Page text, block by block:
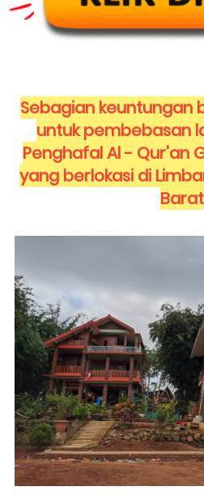
Sebagian keuntungan
untuk pembebasan
Penghafal Al - Qur'an
yang berlokasi di
Barat